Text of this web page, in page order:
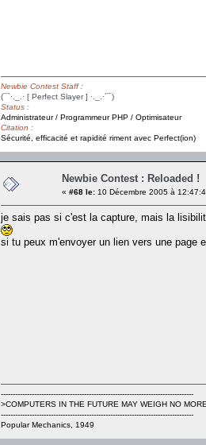
Newbie Contest Staff :
(¯`·._.· [ Perfect Slayer ] ·._.·´¯)
Status :
Administrateur / Programmeur PHP / Optimisateur
Citation :
Sécurité, efficacité et rapidité riment avec Perfect(ion)
Newbie Contest : Reloaded !
« #68 le: 10 Décembre 2005 à
je sais pas si c'est la capture, mais la
si tu peux m'envoyer un lien vers une page
---------------------------------------------------------------------------------
>COMPUTERS IN THE FUTURE MAY WEIGH NO
---------------------------------------------------------------------------------
Popular Mechanics, 1949